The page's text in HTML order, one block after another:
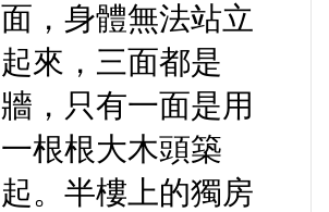
面，身體無法站立
起來，三面都是
牆，只有一面是用
一根根大木頭築
起。半樓上的獨房